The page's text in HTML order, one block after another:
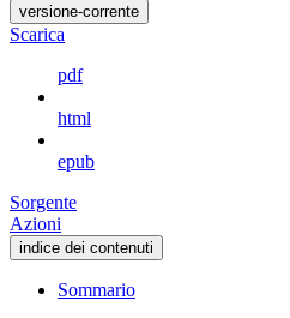
versione-corrente
Scarica
pdf
html
epub
Sorgente
Azioni
indice dei contenuti
Sommario